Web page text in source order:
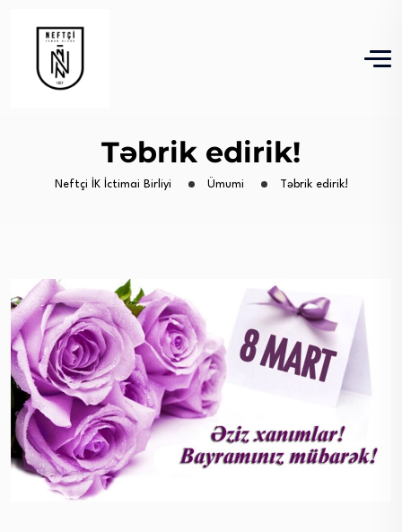
Təbrik edirik!
Neftçi İK İctimai Birliyi Ümumi Təbrik edirik!